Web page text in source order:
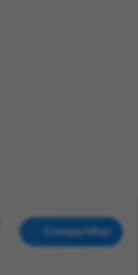
Compartilhar